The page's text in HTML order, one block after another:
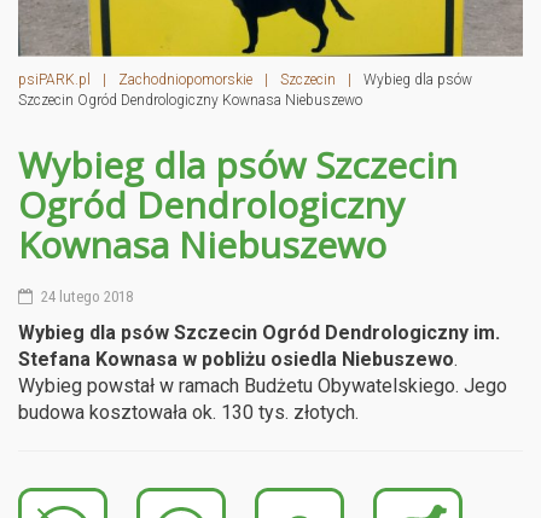
psiPARK.pl | Zachodniopomorskie | Szczecin |
Wybieg dla psów
Szczecin Ogród Dendrologiczny Kownasa Niebuszewo
Wybieg dla psów Szczecin
Ogród Dendrologiczny
Kownasa Niebuszewo
24 lutego 2018
Wybieg dla psów Szczecin Ogród Dendrologiczny im.
Stefana Kownasa w pobliżu osiedla Niebuszewo.
Wybieg powstał w ramach Budżetu Obywatelskiego. Jego
budowa kosztowała ok. 130 tys. złotych.